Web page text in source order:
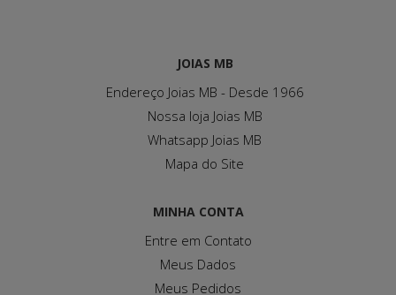
JOIAS MB
Endereço Joias MB - Desde 1966
Nossa loja Joias MB
Whatsapp Joias MB
Mapa do Site
MINHA CONTA
Entre em Contato
Meus Dados
Meus Pedidos